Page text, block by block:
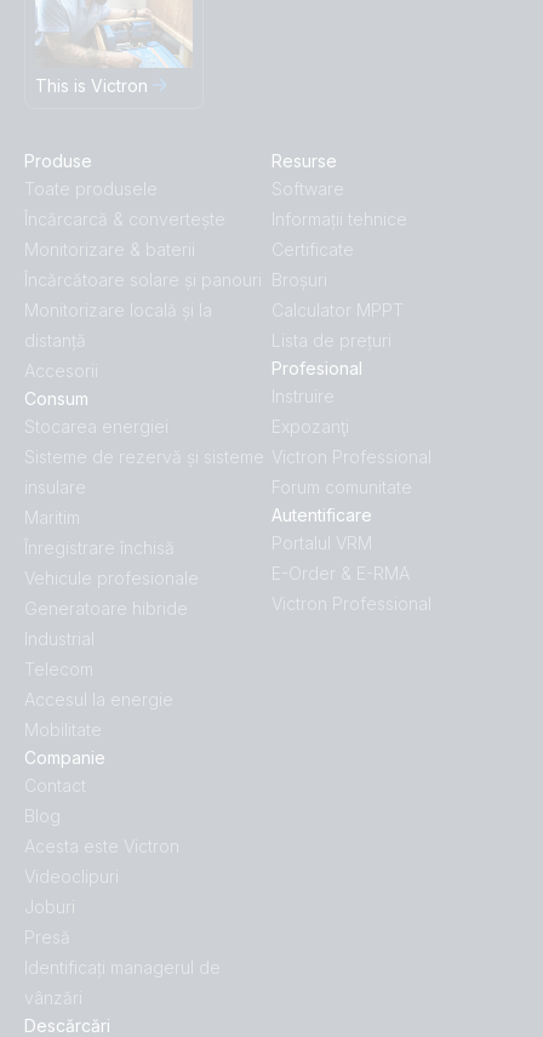
This is Victron
Produse
Toate produsele
Încărcarcă & convertește
Monitorizare & baterii
Încărcătoare solare și panouri
Monitorizare locală și la
distanță
Accesorii
Descărcări
Consum
Stocarea energiei
Sisteme de rezervă și sisteme
insulare
Maritim
Înregistrare închisă
Vehicule profesionale
Generatoare hibride
Industrial
Telecom
Accesul la energie
Mobilitate
Companie
Contact
Blog
Acesta este Victron
Videoclipuri
Joburi
Presă
Identificați managerul de
vânzări
Resurse
Software
Informații tehnice
Certificate
Broșuri
Calculator MPPT
Lista de prețuri
Profesional
Instruire
Expozanţi
Victron Professional
Forum comunitate
Autentificare
Portalul VRM
E-Order & E-RMA
Victron Professional